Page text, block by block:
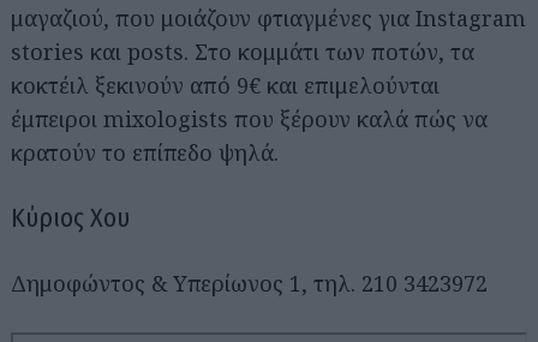
μαγαζιού, που μοιάζουν φτιαγμένες για Instagram
stories και posts. Στο κομμάτι των ποτών, τα
κοκτέιλ ξεκινούν από 9€ και επιμελούνται
έμπειροι mixologists που ξέρουν καλά πώς να
κρατούν το επίπεδο ψηλά.
Κύριος Χου
Δημοφώντος & Υπερίωνος 1, τηλ. 210 3423972